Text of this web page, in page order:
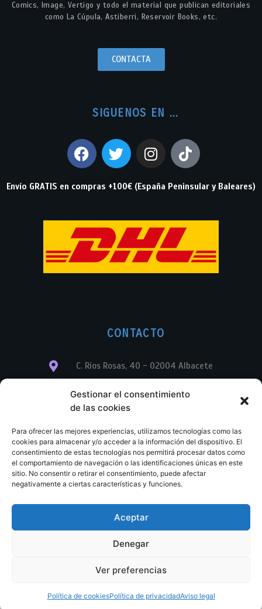
Gestionar el consentimiento
de las cookies
Para ofrecer las mejores experiencias, utilizamos tecnologías como las
cookies para almacenar y/o acceder a la información del dispositivo. El
consentimiento de estas tecnologías nos permitirá procesar datos como
el comportamiento de navegación o las identificaciones únicas en este
sitio. No consentir o retirar el consentimiento, puede afectar
negativamente a ciertas características y funciones.
Aceptar
Denegar
Ver preferencias
Política de cookiesPolítica de privacidadAviso legal
Comics, Image, Vertigo y todo el material que publican editoriales
como La Cúpula, Astiberri, Reservoir Books, etc.
CONTACTA
SIGUENOS EN ...
Envío GRATIS en compras +100€ (España Peninsular y Baleares)
CONTACTO
C. Ríos Rosas, 40 - 02004 Albacete
info@librerialegend.com
+34 600 875 604
+34 967 74 17 07
© Copyright – Libreria Legend – Web diseñada por